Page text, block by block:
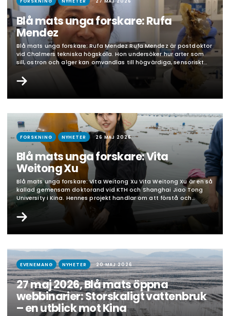
Blå mats unga forskare: Rufa
Mendez
Blå mats unga forskare: Rufa Mendez Rufa Mendez är postdoktor
vid Chalmers tekniska högskola. Hon undersöker hur arter som
sill, ostron och alger kan omvandlas till högvärdiga, sensoriskt
tilltalande och näringsrika livsmedelsprodukter genom
innovativa bearbetningsmetoder och hybridkoncept, med
hänsyn till tillgänglighet och biotillgänglighet för viktiga
FORSKNING NYHETER 26 MAJ 2026
Blå mats unga forskare: Vita
Weitong Xu
Blå mats unga forskare: Vita Weitong Xu Vita Weitong Xu är en så
kallad gemensam doktorand vid KTH och Shanghai Jiao Tong
University i Kina. Hennes projekt handlar om att förstå och
analysera storskalig algproduktion och generera kunskap som
kan gynna svenska odlare samtidigt som hon erbjuder kunskap
om hållbar produktion som kinesiska företag kan…
EVENEMANG NYHETER 20 MAJ 2026
27 maj 2026, Blå mats öppna
webbinarier: Storskaligt vattenbruk
– en utblick mot Kina